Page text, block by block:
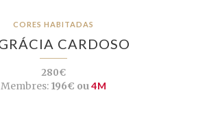
CORES HABITADAS
CARDOSO
280€
Membres:196€ ou4M